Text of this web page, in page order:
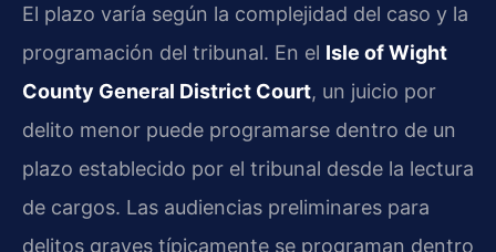
El plazo varía según la complejidad del caso y la
programación del tribunal. En el Isle of Wight
County General District Court, un juicio por
delito menor puede programarse dentro de un
plazo establecido por el tribunal desde la lectura
de cargos. Las audiencias preliminares para
delitos graves típicamente se programan dentro